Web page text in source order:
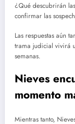
¿Qué descubrirán
confirmar las
Las respuestas aún
trama judicial vivirá
semanas.
Nieves
momento
Mientras tanto,